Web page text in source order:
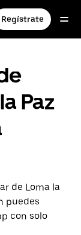
Regístrate
Paz
de Loma la
puedes
con solo